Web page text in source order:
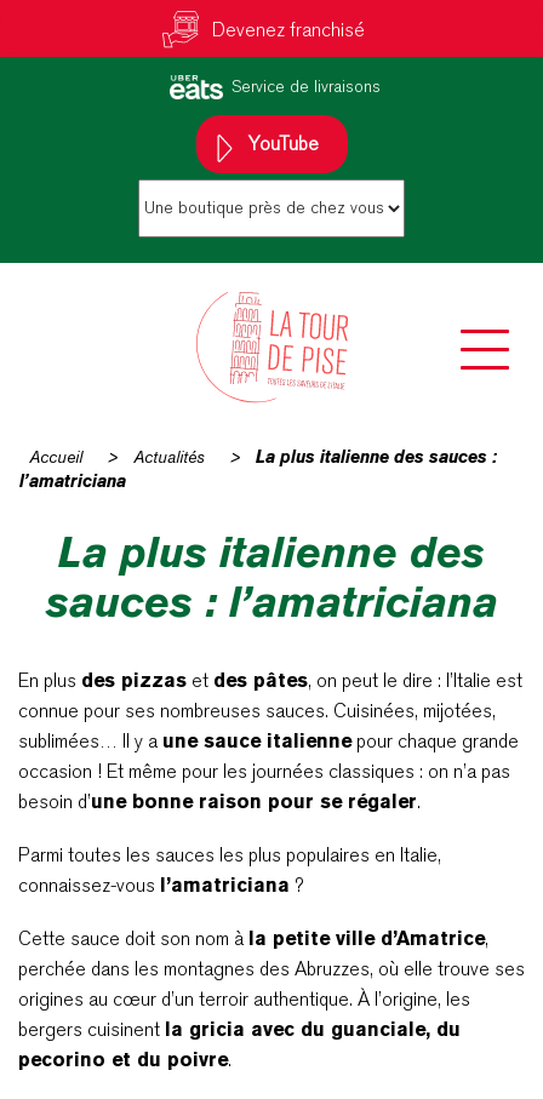
Devenez franchisé
Service de livraisons
YouTube
Accueil > Actualités >
La plus italienne des sauces :
l’amatriciana
La plus italienne des
sauces : l’amatriciana
En plus des pizzas et des pâtes, on peut le dire : l’Italie est
connue pour ses nombreuses sauces. Cuisinées, mijotées,
sublimées… Il y a une sauce italiennepour chaque grande
occasion ! Et même pour les journées classiques : on n’a pas
besoin d’une bonne raison pour se régaler.
Parmi toutes les sauces les plus populaires en Italie,
connaissez-vous l’amatriciana ?
Cette sauce doit son nom à la petite ville d’Amatrice,
perchée dans les montagnes des Abruzzes, où elle trouve ses
origines au cœur d’un terroir authentique. À l’origine, les
bergers cuisinent la gricia avec du guanciale, du
pecorino et du poivre.